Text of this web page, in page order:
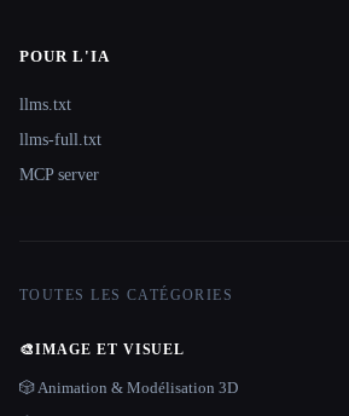
POUR L'IA
llms.txt
llms-full.txt
MCP server
TOUTES LES CATÉGORIES
🎨IMAGE ET VISUEL
🎲 Animation & Modélisation 3D